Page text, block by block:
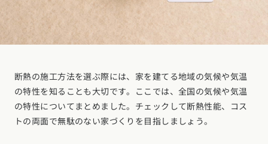
断熱の施工方法を選ぶ際には、家を建てる地域の気候や気温
の特性を知ることも大切です。ここでは、全国の気候や気温
の特性についてまとめました。チェックして断熱性能、コス
トの両面で無駄のない家づくりを目指しましょう。
北海道・東北エリア
北海道 (3)青森県 (2)岩手県 (1)
秋田県 (5)
山形県 (10)福島県 (4)
東京都 (14)神奈川県 (7)埼玉県 (19) 千葉県 (15)
茨城県 (7)
栃木県 (2)群馬県 (7)
甲信越・北陸エリア